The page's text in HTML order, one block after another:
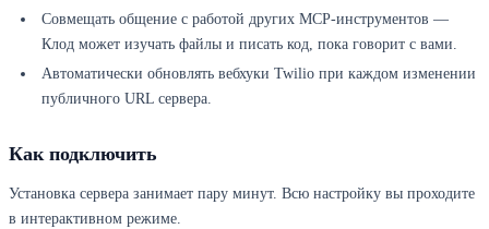
Совмещать общение с работой других MCP-инструментов —
Клод может изучать файлы и писать код, пока говорит с вами.
Автоматически обновлять вебхуки Twilio при каждом изменении
публичного URL сервера.
Как подключить
Установка сервера занимает пару минут. Всю настройку вы проходите
в интерактивном режиме.